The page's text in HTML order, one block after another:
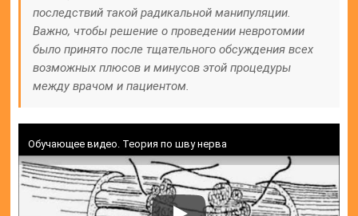
последствий такой радикальной манипуляции.
Важно, чтобы решение о проведении невротомии
было принято после тщательного обсуждения всех
возможных плюсов и минусов этой процедуры
между врачом и пациентом.
Обучающее видео. Теория по шву нерва